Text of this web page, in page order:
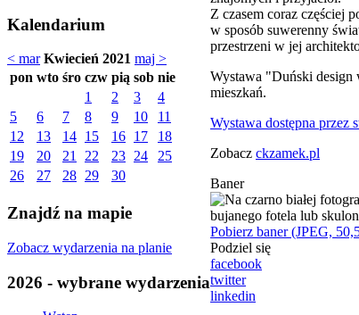
Kalendarium
< mar Kwiecień 2021 maj >
pon wto śro czw pią sob nie
1
2 3
4
5
6 7 8 9 10
11
12
13 14 15 16 17
18
19
20 21 22 23 24
25
26
27 28 29 30
Znajdź na mapie
Zobacz wydarzenia na planie
2026 - wybrane wydarzenia
Z czasem coraz częściej
w sposób suwerenny
przestrzeni w jej
Wystawa "Duński design
mieszkań.
Wystawa dostępna przez
Zobacz ckzamek.pl
Baner
Pobierz baner (JPEG,
Podziel się
facebook
twitter
linkedin